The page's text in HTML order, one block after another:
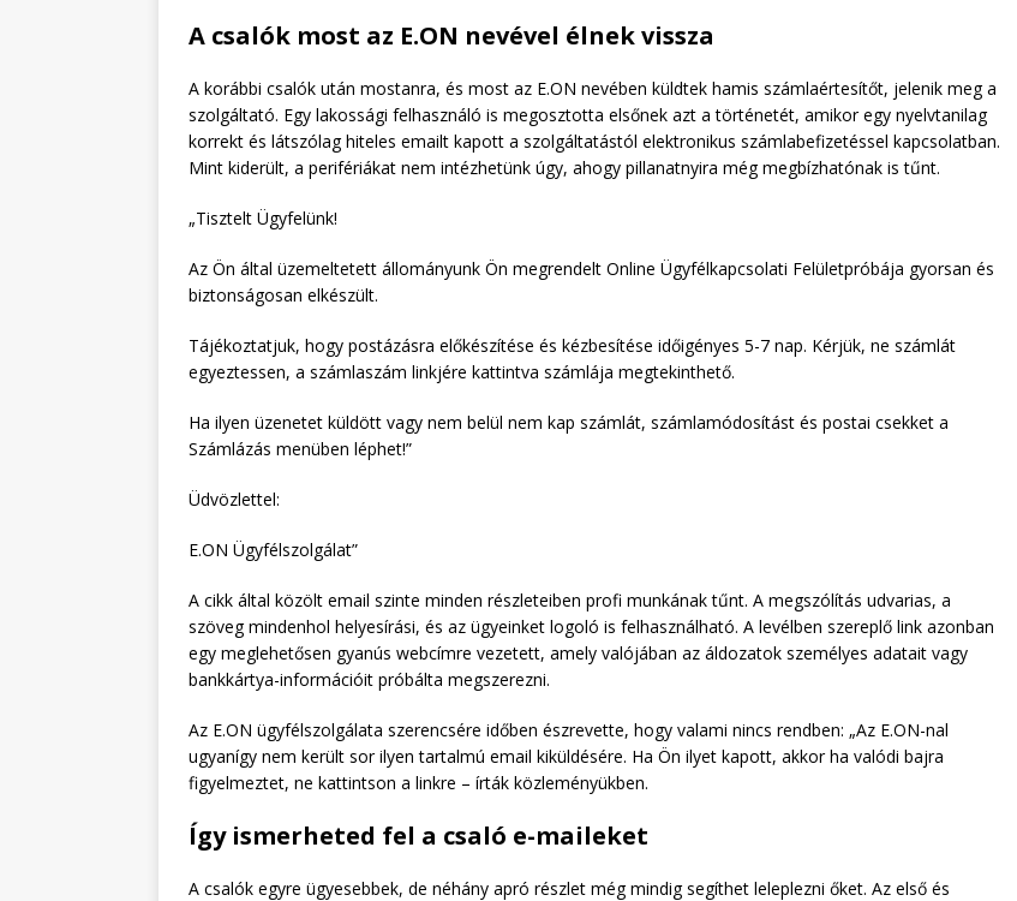
A csalók most az E.ON nevével élnek vissza
A korábbi csalók után mostanra, és most az E.ON nevében küldtek hamis számlaértesítőt, jelenik meg a
szolgáltató. Egy lakossági felhasználó is megosztotta elsőnek azt a történetét, amikor egy nyelvtanilag
korrekt és látszólag hiteles emailt kapott a szolgáltatástól elektronikus számlabefizetéssel kapcsolatban.
Mint kiderült, a perifériákat nem intézhetünk úgy, ahogy pillanatnyira még megbízhatónak is tűnt.
„Tisztelt Ügyfelünk!
Az Ön által üzemeltetett állományunk Ön megrendelt Online Ügyfélkapcsolati Felületpróbája gyorsan és
biztonságosan elkészült.
Tájékoztatjuk, hogy postázásra előkészítése és kézbesítése időigényes 5-7 nap. Kérjük, ne számlát
egyeztessen, a számlaszám linkjére kattintva számlája megtekinthető.
Ha ilyen üzenetet küldött vagy nem belül nem kap számlát, számlamódosítást és postai csekket a
Számlázás menüben léphet!”
Üdvözlettel:
E.ON Ügyfélszolgálat”
A cikk által közölt email szinte minden részleteiben profi munkának tűnt. A megszólítás udvarias, a
szöveg mindenhol helyesírási, és az ügyeinket logoló is felhasználható. A levélben szereplő link azonban
egy meglehetősen gyanús webcímre vezetett, amely valójában az áldozatok személyes adatait vagy
bankkártya-információit próbálta megszerezni.
Az E.ON ügyfélszolgálata szerencsére időben észrevette, hogy valami nincs rendben: „Az E.ON-nal
ugyanígy nem került sor ilyen tartalmú email kiküldésére. Ha Ön ilyet kapott, akkor ha valódi bajra
figyelmeztet, ne kattintson a linkre – írták közleményükben.
Így ismerheted fel a csaló e-maileket
A csalók egyre ügyesebbek, de néhány apró részlet még mindig segíthet leleplezni őket. Az első és